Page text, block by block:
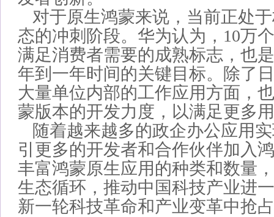
对于原生鸿蒙来说，当前正处
态的冲刺阶段。华为认为，10万
满足消费者需要的成熟标志，也
年到一年时间的关键目标。除了
大量单位内部的工作应用方面，
蒙版本的开发力度，以满足更多
随着越来越多的政企办公应用
引更多的开发者和合作伙伴加入
丰富鸿蒙原生应用的种类和数量
生态循环，推动中国科技产业进
新一轮科技革命和产业变革中抢